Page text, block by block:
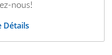
nous!
Détails